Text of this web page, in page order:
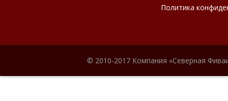
Политика
© 2010-2017 Компания «Северная